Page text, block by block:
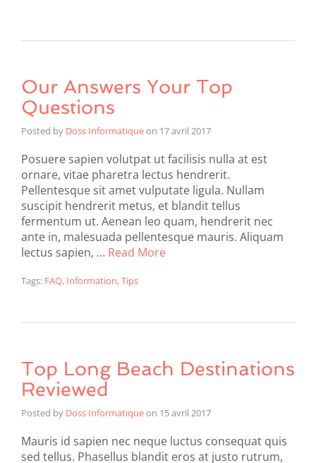
Our Answers Your Top
Questions
Posted by Doss Informatiqueon 17 avril 2017
Posuere sapien volutpat ut facilisis nulla at est
ornare, vitae pharetra lectus hendrerit.
Pellentesque sit amet vulputate ligula. Nullam
suscipit hendrerit metus, et blandit tellus
fermentum ut. Aenean leo quam, hendrerit nec
ante in, malesuada pellentesque mauris. Aliquam
lectus sapien, … Read More
Tags: FAQ, Information,Tips
Top Long Beach Destinations
Reviewed
Posted by Doss Informatiqueon 15 avril 2017
Mauris id sapien nec neque luctus consequat quis
sed tellus. Phasellus blandit eros at justo rutrum,